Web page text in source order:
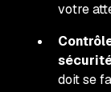
votre
doit se